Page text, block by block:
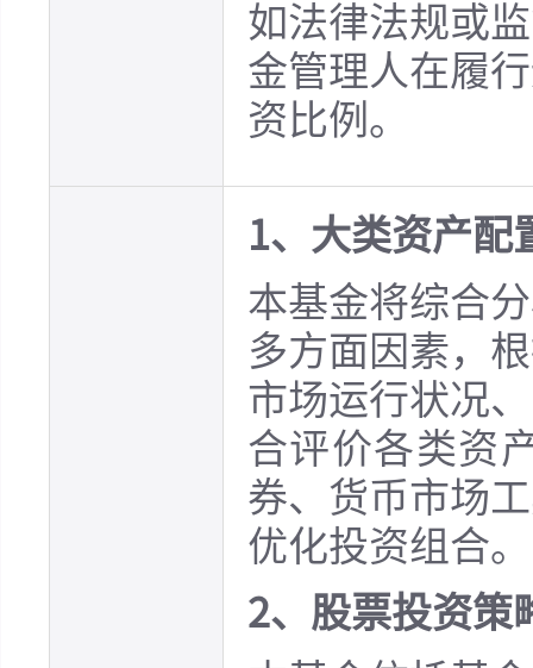
如法律法规或
金管理人在履
资比例。
1、大类资产配
本基金将综合
多方面因素，
市场运行状况
合评价各类资
券、货币市场
优化投资组合。
2、股票投资策